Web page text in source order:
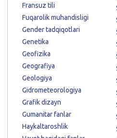
Fransuz tili
Fuqarolik muhandisligi
Gender tadqiqotlari
Genetika
Geofizika
Geografiya
Geologiya
Gidrometeorologiya
Grafik dizayn
Gumanitar fanlar
Haykaltaroshlik